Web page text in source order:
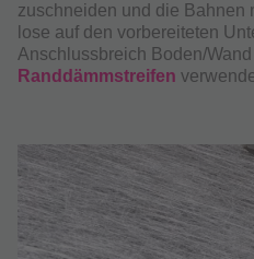
zuschneiden und die Bahnen
lose auf den vorbereiteten
Anschlussbreich Boden/
Randdämmstreifen